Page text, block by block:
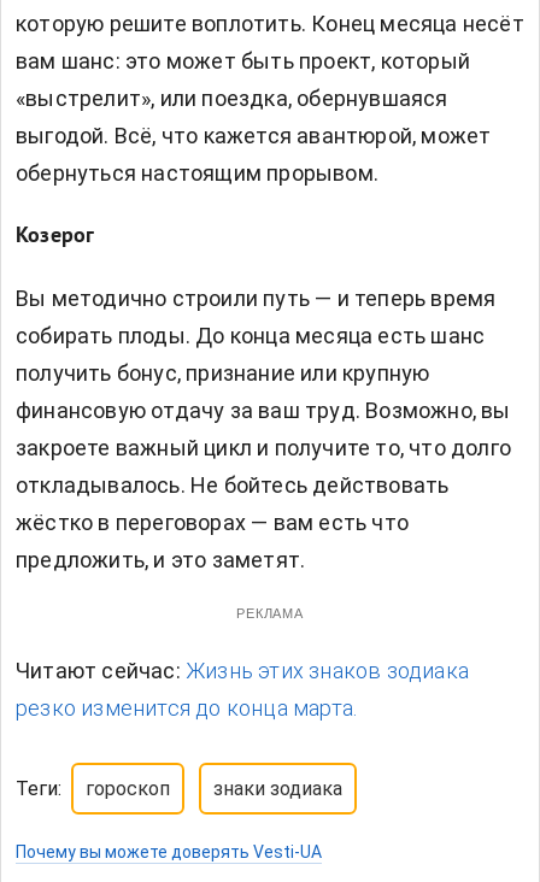
которую решите воплотить. Конец месяца несёт
вам шанс: это может быть проект, который
«выстрелит», или поездка, обернувшаяся
выгодой. Всё, что кажется авантюрой, может
обернуться настоящим прорывом.
Козерог
Вы методично строили путь — и теперь время
собирать плоды. До конца месяца есть шанс
получить бонус, признание или крупную
финансовую отдачу за ваш труд. Возможно, вы
закроете важный цикл и получите то, что долго
откладывалось. Не бойтесь действовать
жёстко в переговорах — вам есть что
предложить, и это заметят.
РЕКЛАМА
Читают сейчас: Жизнь этих знаков зодиака
резко изменится до конца марта.
Теги: гороскоп знаки зодиака
Почему вы можете доверять Vesti-UA